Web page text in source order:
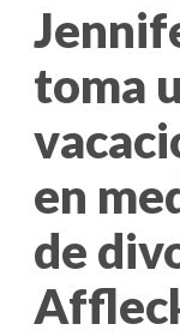
toma
en
de